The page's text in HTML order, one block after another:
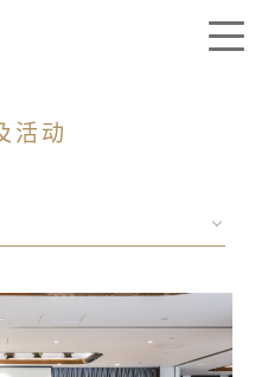
活动
们前进的方向。我
请在下列方格提供
我们会尽快与您联